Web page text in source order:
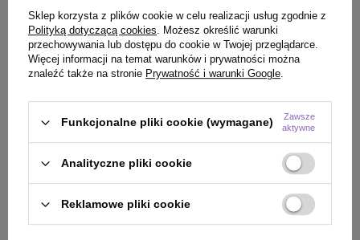
ZADAJ PYTANIE
OPINIE (0)
KLIENCI, KTÓRZY KUPILI TEN
Sklep korzysta z plików cookie w celu realizacji usług zgodnie z
Polityką dotyczącą cookies. Możesz określić warunki
przechowywania lub dostępu do cookie w Twojej przeglądarce.
Więcej informacji na temat warunków i prywatności można
znaleźć także na stronie Prywatność i warunki Google.
Funkcjonalne pliki cookie (wymagane)
Zawsze
aktywne
Analityczne pliki cookie
Reklamowe pliki cookie